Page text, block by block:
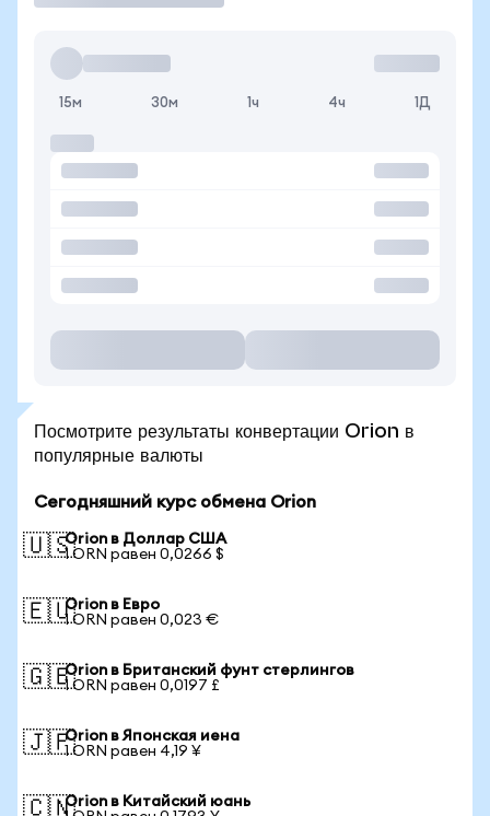
15м 30м 1ч 4ч 1Д
Посмотрите результаты конвертации Orion в
популярные валюты
Сегодняшний курс обмена Orion
🇺🇸Orion в Доллар США
1 ORN равен 0,0266 $
🇪🇺Orion в Евро
1 ORN равен 0,023 €
🇬🇧Orion в Британский фунт стерлингов
1 ORN равен 0,0197 £
🇯🇵Orion в Японская иена
1 ORN равен 4,19 ¥
🇨🇳Orion в Китайский юань